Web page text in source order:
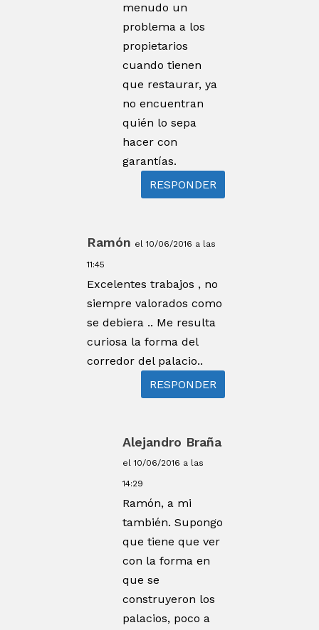
menudo un
problema a los
propietarios
cuando tienen
que restaurar, ya
no encuentran
quién lo sepa
hacer con
garantías.
RESPONDER
Ramón el 10/06/2016 a las
11:45
Excelentes trabajos , no
siempre valorados como
se debiera .. Me resulta
curiosa la forma del
corredor del palacio..
RESPONDER
Alejandro Braña
el 10/06/2016 a las
14:29
Ramón, a mi
también. Supongo
que tiene que ver
con la forma en
que se
construyeron los
palacios, poco a